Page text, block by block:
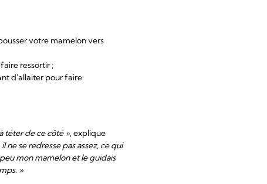
votre mamelon vers
ressortir ;
d'allaiter pour faire
téter de ce côté », explique
se redresse pas assez, ce qui
mon mamelon et le guidais
»